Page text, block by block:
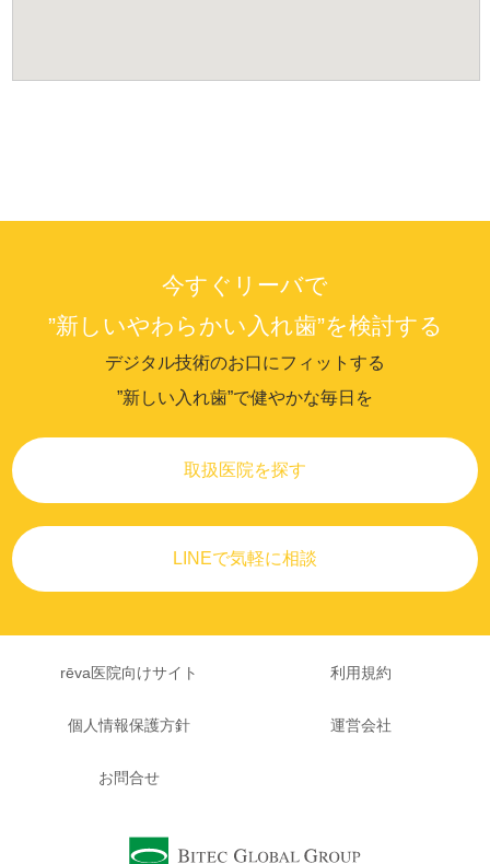
今すぐリーバで
”新しいやわらかい入れ歯”を検討する
デジタル技術のお口にフィットする
”新しい入れ歯”で健やかな毎日を
取扱医院を探す
LINEで気軽に相談
rēva医院向けサイト 利用規約
個人情報保護方針 運営会社
お問合せ